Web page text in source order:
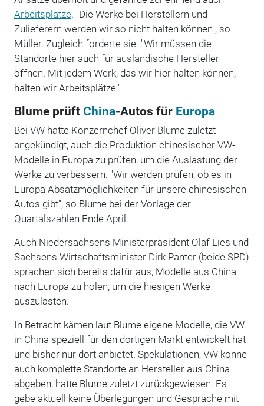
Arbeitsplätze. "Die Werke bei Herstellern und
Zulieferern werden wir so nicht halten können", so
Müller. Zugleich forderte sie: "Wir müssen die
Standorte hier auch für ausländische Hersteller
öffnen. Mit jedem Werk, das wir hier halten können,
halten wir Arbeitsplätze."
Blume prüft China-Autos für Europa
Bei VW hatte Konzernchef Oliver Blume zuletzt
angekündigt, auch die Produktion chinesischer VW-
Modelle in Europa zu prüfen, um die Auslastung der
Werke zu verbessern. "Wir werden prüfen, ob es in
Europa Absatzmöglichkeiten für unsere chinesischen
Autos gibt", so Blume bei der Vorlage der
Quartalszahlen Ende April.
Auch Niedersachsens Ministerpräsident Olaf Lies und
Sachsens Wirtschaftsminister Dirk Panter (beide SPD)
sprachen sich bereits dafür aus, Modelle aus China
nach Europa zu holen, um die hiesigen Werke
auszulasten.
In Betracht kämen laut Blume eigene Modelle, die VW
in China speziell für den dortigen Markt entwickelt hat
und bisher nur dort anbietet. Spekulationen, VW könne
auch komplette Standorte an Hersteller aus China
abgeben, hatte Blume zuletzt zurückgewiesen. Es
gebe aktuell keine Überlegungen und Gespräche mit